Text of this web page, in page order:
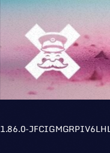
1.86.0-